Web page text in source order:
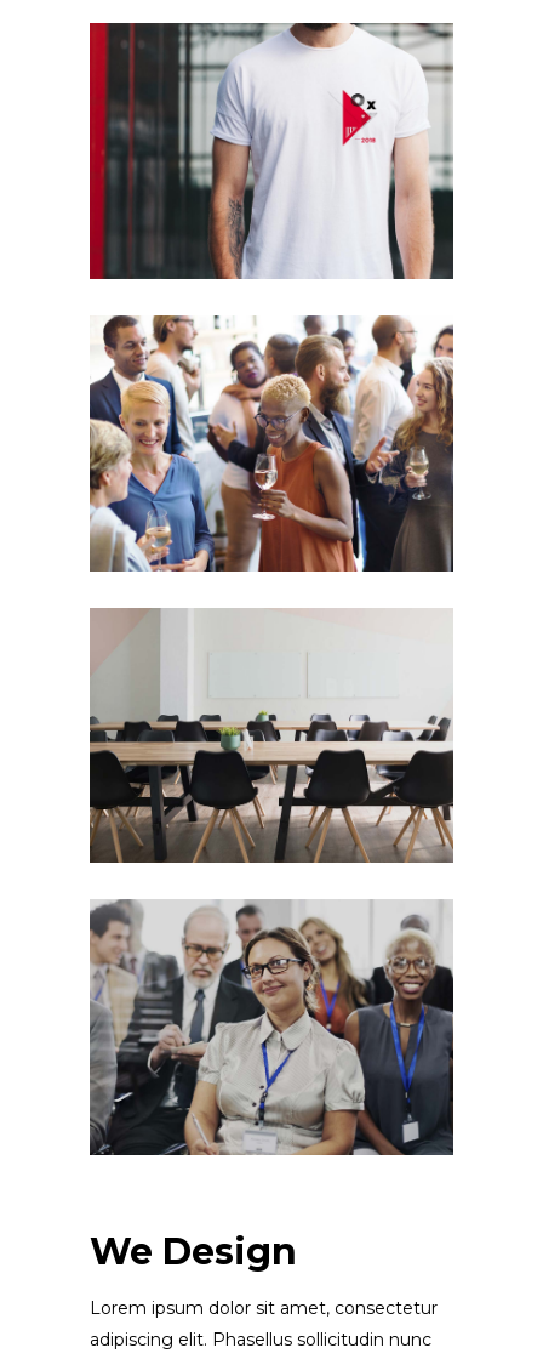
We Design
Lorem ipsum dolor sit amet, consectetur
adipiscing elit. Phasellus sollicitudin nunc